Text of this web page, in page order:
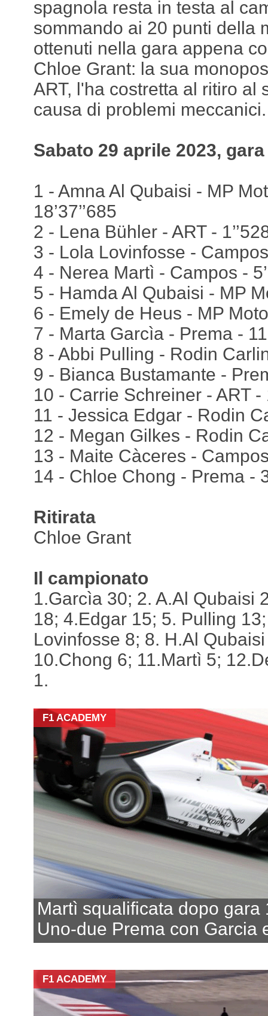
spagnola resta in testa al
sommando ai 20 punti della
ottenuti nella gara appena
Chloe Grant: la sua
ART, l'ha costretta al ritiro al
causa di problemi meccanici.
Sabato 29 aprile 2023, gara
1 - Amna Al Qubaisi - MP
18’37’’685
2 - Lena Bühler - ART -
3 - Lola Lovinfosse - Campos
4 - Nerea Martì - Campos -
5 - Hamda Al Qubaisi - MP
6 - Emely de Heus - MP
7 - Marta Garcìa - Prema -
8 - Abbi Pulling - Rodin Carlin
9 - Bianca Bustamante -
10 - Carrie Schreiner - ART -
11 - Jessica Edgar - Rodin
12 - Megan Gilkes - Rodin
13 - Maite Càceres -
14 - Chloe Chong - Prema -
Ritirata
Chloe Grant
Il campionato
1.Garcìa 30; 2. A.Al Qubaisi
18; 4.Edgar 15; 5. Pulling
Lovinfosse 8; 8. H.Al
10.Chong 6; 11.Martì 5;
1.
F1 ACADEMY
Martì squalificata dopo gara
Uno-due Prema con Garcia
F1 ACADEMY